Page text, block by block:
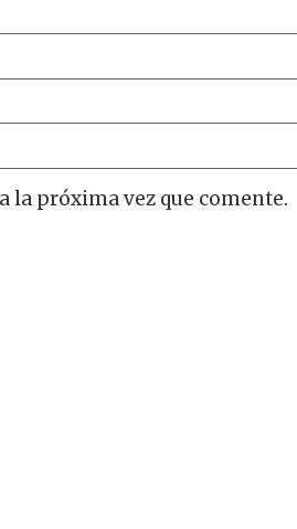
la próxima vez que comente.